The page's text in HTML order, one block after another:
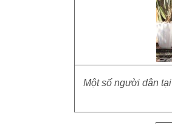
Một số người dân